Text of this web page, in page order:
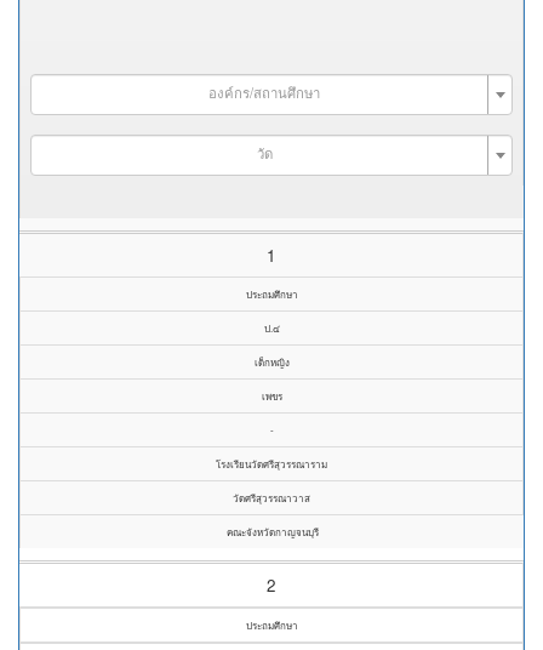
องค์กร/สถานศึกษา
วัด
1
ประถมศึกษา
ป.๔
เด็กหญิง
เพขร
-
โรงเรียนวัดศรีสุวรรณาราม
วัดศรีสุวรรณาวาส
คณะจังหวัดกาญจนบุรี
2
ประถมศึกษา